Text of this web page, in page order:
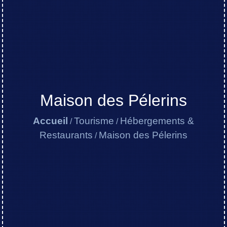
Maison des Pélerins
Accueil /Tourisme / Hébergements &
Restaurants / Maison des Pélerins